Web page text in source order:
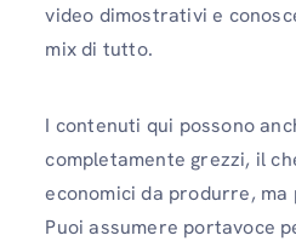
video dimostrativi e
mix di tutto.
I contenuti qui possono
completamente grezzi, il
economici da produrre,
Puoi assumere portavoce